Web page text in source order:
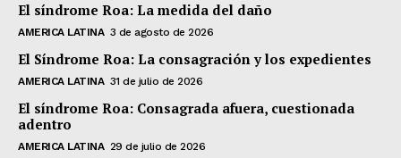
El síndrome Roa: La medida del daño
AMERICA LATINA 3 de agosto de 2026
El Síndrome Roa: La consagración y los expedientes
AMERICA LATINA 31 de julio de 2026
El síndrome Roa: Consagrada afuera, cuestionada
adentro
AMERICA LATINA 29 de julio de 2026